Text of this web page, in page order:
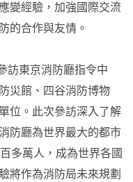
變經驗，加強國際交流
的合作與友情。
訪東京消防廳指令中
災館、四谷消防博物
位。此次參訪深入了解
防廳為世界最大的都市
多萬人，成為世界各國
將作為消防局未來規劃